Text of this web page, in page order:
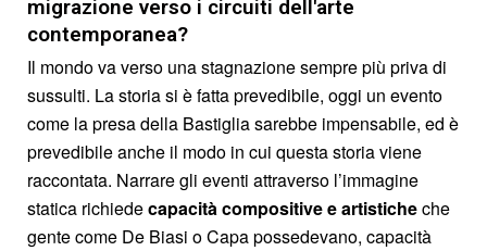
migrazione verso i circuiti dell'arte
contemporanea?
Il mondo va verso una stagnazione sempre più priva di
sussulti. La storia si è fatta prevedibile, oggi un evento
come la presa della Bastiglia sarebbe impensabile, ed è
prevedibile anche il modo in cui questa storia viene
raccontata. Narrare gli eventi attraverso l’immagine
statica richiedecapacità compositive e artisticheche
gente come De Biasi o Capa possedevano, capacità